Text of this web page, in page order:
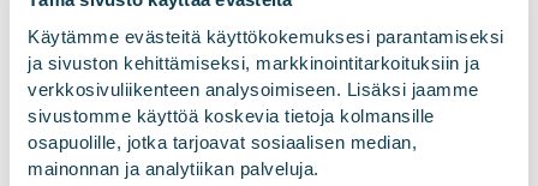
Käytämme evästeitä käyttökokemuksesi parantamiseksi
ja sivuston kehittämiseksi, markkinointitarkoituksiin ja
verkkosivuliikenteen analysoimiseen. Lisäksi jaamme
sivustomme käyttöä koskevia tietoja kolmansille
osapuolille, jotka tarjoavat sosiaalisen median,
mainonnan ja analytiikan palveluja.
Emmi Berlin